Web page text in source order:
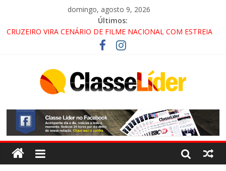
domingo, agosto 9, 2026
Últimos:
CRUZEIRO VIRA CENÁRIO DE FILME NACIONAL COM ESTREIA
PROMOTOR DO GAECO
ACESSO À APARECIDA NA DUTRA SERÁ BLOQUEADO NO FIM
ALTERNATIVAS
LORENA, PINDAMONHANGABA E QUELUZ NA RETA FINAL
PELA FÁBRICA DA COCA-COLA!